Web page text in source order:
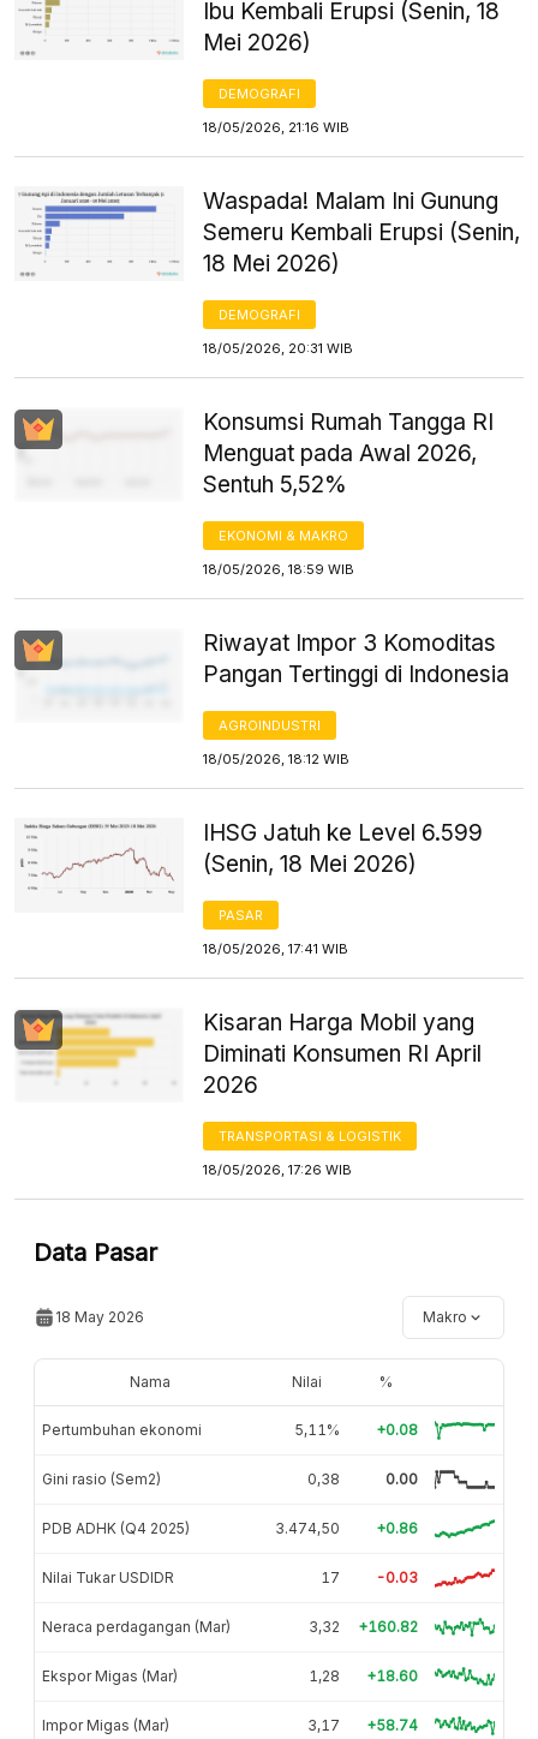
Ibu Kembali Erupsi (Senin, 18
Mei 2026)
DEMOGRAFI
18/05/2026, 21:16 WIB
Waspada! Malam Ini Gunung
Semeru Kembali Erupsi (Senin,
18 Mei 2026)
DEMOGRAFI
18/05/2026, 20:31 WIB
Konsumsi Rumah Tangga RI
Menguat pada Awal 2026,
Sentuh 5,52%
EKONOMI & MAKRO
18/05/2026, 18:59 WIB
Riwayat Impor 3 Komoditas
Pangan Tertinggi di Indonesia
AGROINDUSTRI
18/05/2026, 18:12 WIB
IHSG Jatuh ke Level 6.599
(Senin, 18 Mei 2026)
PASAR
18/05/2026, 17:41 WIB
Kisaran Harga Mobil yang
Diminati Konsumen RI April
2026
TRANSPORTASI & LOGISTIK
18/05/2026, 17:26 WIB
Data Pasar
18 May 2026 Makro
Nama Nilai %
Pertumbuhan ekonomi 5,11% +0.08
Gini rasio (Sem2) 0,38 0.00
PDB ADHK (Q4 2025) 3.474,50 +0.86
Nilai Tukar USDIDR 17 -0.03
Neraca perdagangan (Mar) 3,32 +160.82
Ekspor Migas (Mar) 1,28 +18.60
Impor Migas (Mar) 3,17 +58.74